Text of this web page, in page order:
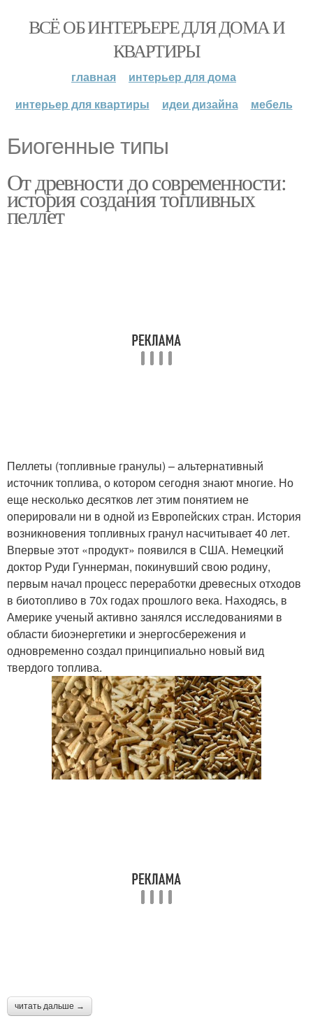
ВСЁ ОБ ИНТЕРЬЕРЕ ДЛЯ ДОМА И
КВАРТИРЫ
главная
интерьер для дома
интерьер для квартиры
идеи дизайна мебель
Биогенные типы
От древности до современности:
история создания топливных
пеллет
Пеллеты (топливные гранулы) – альтернативный
источник топлива, о котором сегодня знают многие. Но
еще несколько десятков лет этим понятием не
оперировали ни в одной из Европейских стран. История
возникновения топливных гранул насчитывает 40 лет.
Впервые этот «продукт» появился в США. Немецкий
доктор Руди Гуннерман, покинувший свою родину,
первым начал процесс переработки древесных отходов
в биотопливо в 70х годах прошлого века. Находясь, в
Америке ученый активно занялся исследованиями в
области биоэнергетики и энергосбережения и
одновременно создал принципиально новый вид
твердого топлива.
читать дальше →